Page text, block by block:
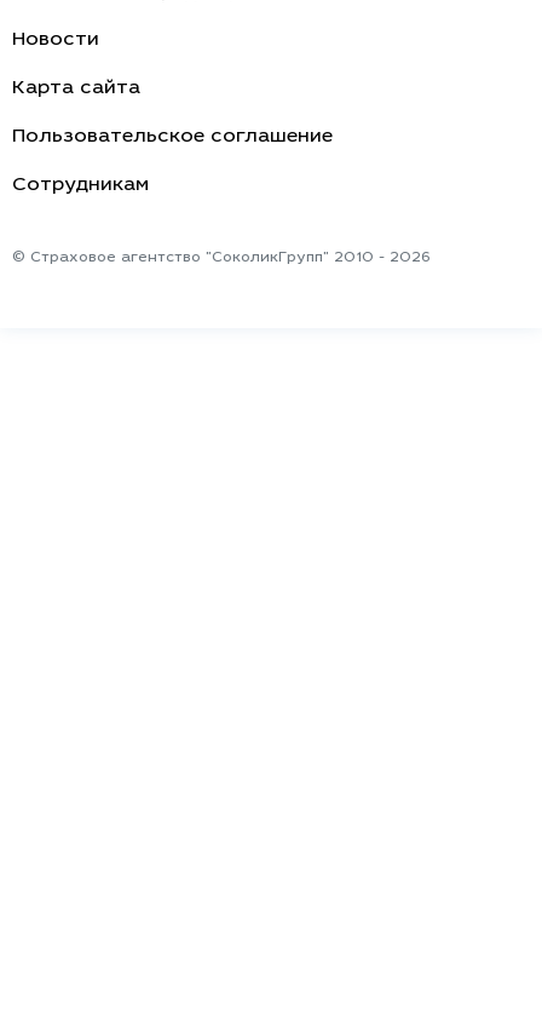
Новости
Карта сайта
Пользовательское соглашение
Cотрудникам
© Страховое агентство "СоколикГрупп" 2010 - 2026